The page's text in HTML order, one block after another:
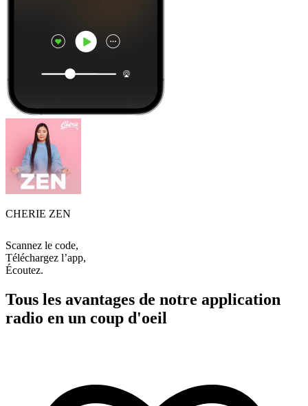
CHERIE ZEN
Scannez le code,
Téléchargez l’app,
Écoutez.
Tous les avantages de notre application
radio en un coup d'oeil